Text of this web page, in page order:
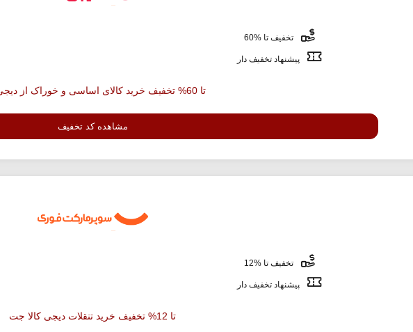
تخفیف تا %60
پیشنهاد تخفیف دار
تا 60% تخفیف خرید کالای اساسی و خوراک از دیجی کالا
مشاهده کد تخفیف
تخفیف تا %12
پیشنهاد تخفیف دار
تا 12% تخفیف خرید تنقلات دیجی کالا جت